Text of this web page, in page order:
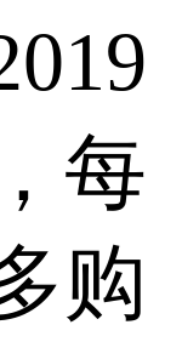
每
购